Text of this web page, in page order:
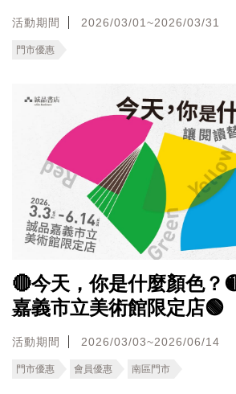
活動期間 2026/03/01~2026/03/31
門市優惠
🔴今天，你是什麼顏色？
嘉義市立美術館限定店🟢
活動期間 2026/03/03~2026/06/14
門市優惠 會員優惠 南區門市